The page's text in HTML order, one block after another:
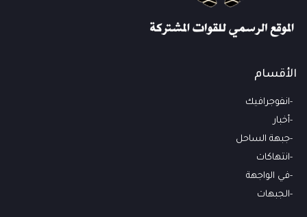
الأقسام
انفوجرافيك
أخبار
جبهة الساحل
انتهاكات
في الواجهة
الجبهات